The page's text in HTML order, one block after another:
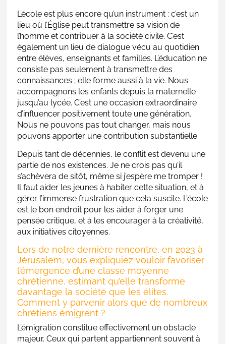
L’école est plus encore qu’un instrument : c’est un
lieu où l’Église peut transmettre sa vision de
l’homme et contribuer à la société civile. C’est
également un lieu de dialogue vécu au quotidien
entre élèves, enseignants et familles. L’éducation ne
consiste pas seulement à transmettre des
connaissances ; elle forme aussi à la vie. Nous
accompagnons les enfants depuis la maternelle
jusqu’au lycée. C’est une occasion extraordinaire
d’influencer positivement toute une génération.
Nous ne pouvons pas tout changer, mais nous
pouvons apporter une contribution substantielle.
Depuis tant de décennies, le conflit est devenu une
partie de nos existences. Je ne crois pas qu’il
s’achèvera de sitôt, même si j’espère me tromper !
Il faut aider les jeunes à habiter cette situation, et à
gérer l’immense frustration que cela suscite. L’école
est le bon endroit pour les aider à forger une
pensée critique, et à les encourager à la créativité,
aux initiatives citoyennes.
Lors de notre dernière rencontre, en 2023 à
Jérusalem, vous expliquiez vouloir favoriser
l’émergence d’une classe moyenne
chrétienne, estimant qu’elle transforme
davantage la société que les élites.
Comment y parvenir alors que de nombreux
chrétiens émigrent ?
L’émigration constitue effectivement un obstacle
majeur. Ceux qui partent appartiennent souvent à